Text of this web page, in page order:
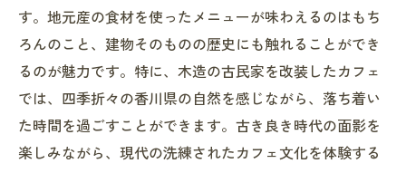
す。地元産の食材を使ったメニューが味わえるのはもち
ろんのこと、建物そのものの歴史にも触れることができ
るのが魅力です。特に、木造の古民家を改装したカフェ
では、四季折々の香川県の自然を感じながら、落ち着い
た時間を過ごすことができます。古き良き時代の面影を
楽しみながら、現代の洗練されたカフェ文化を体験する